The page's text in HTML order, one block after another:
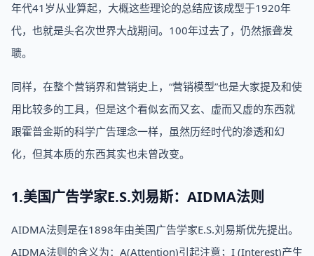
年代41岁从业算起，大概这些理论的总结应该成型于1920年
代，也就是头名次世界大战期间。100年过去了，仍然振聋发
聩。
同样，在整个营销界和营销史上，“营销模型”也是大家提及和使
用比较多的工具，但是这个看似玄而又玄、虚而又虚的东西就
跟霍普金斯的科学广告理念一样，虽然历经时代的渗透和幻
化，但其本质的东西其实也未曾改变。
1.美国广告学家E.S.刘易斯：AIDMA法则
AIDMA法则是在1898年由美国广告学家E.S.刘易斯优先提出。
AIDMA法则的含义为：A(Attention)引起注意；I (Interest)产生